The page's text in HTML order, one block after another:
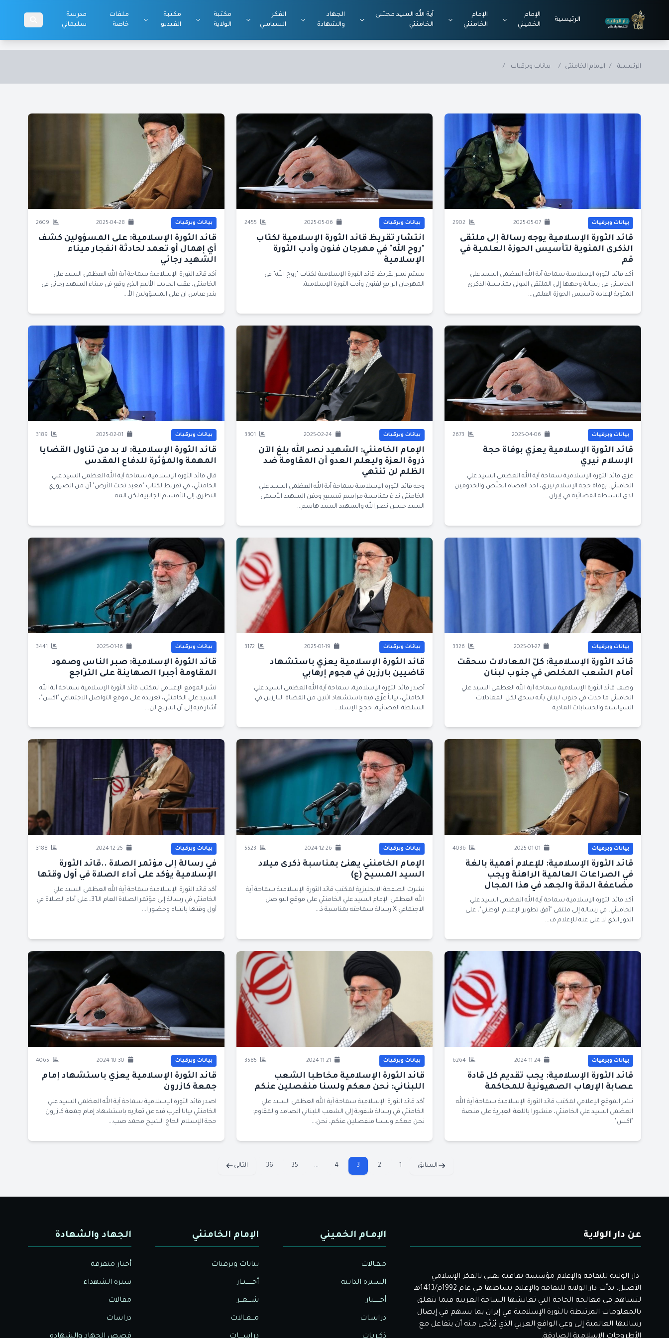
الرئيسية
الإمام
الخميني
الإمام
الخامنئي
آية الله السيد مجتبى
الخامنئي
الجهاد
والشهادة
الفكر
السياسي
مكتبة
الولاية
مكتبة
الفيديو
ملفات
خاصة
مدرسة
سليماني
الرئيسية / الإمام الخامنئي / بيانات وبرقيات /
بيانات وبرقيات 2025-05-07
قائد الثورة الإسلامية يوجه رسالة إلى ملتقى
الذكرى المئوية لتأسيس الحوزة العلمية في
قم
أكد قائد الثورة الإسلامية سماحة آية الله العظمى السيد علي
الخامنئي في رسالة وجهها إلى الملتقى الدولي بمناسبة الذكرى
المئوية لإعادة تأسيس الحوزة العلمي...
بيانات وبرقيات
انتشار تقريظ قائد الثورة الإسلامية لكتاب
"روح الله" في مهرجان فنون وأدب الثورة
الإسلامية
سيتم نشر تقريظ قائد الثورة الإسلامية لكتاب "روح الله" في
المهرجان الرابع لفنون وأدب الثورة الإسلامية.
بيانات وبرقيات
قائد الثورة الإسلامية: على المسؤولين كشف
أي إهمال أو تعمد لحادثة انفجار ميناء
الشهيد رجائي
أكد قائد الثورة الإسلامية سماحة آية الله العظمى السيد علي
الخامنئي، عقب الحادث الأليم الذي وقع في ميناء الشهيد رجائي في
بندر عباس ان على المسؤولين الأ...
بيانات وبرقيات
قائد الثورة الإسلامية يعزي بوفاة حجة
الإسلام نيري
عزى قائد الثورة الإسلامية سماحة آية الله العظمى السيد علي
الخامنئي، بوفاة حجة الإسلام نيري، احد القضاة الخلّص والخدومين
لدى السلطة القضائية في إيران....
بيانات وبرقيات
الإمام الخامنئي: الشهيد نصر الله بلغ الآن
ذروة العزة وليعلم العدو أن المقاومة ضد
الظلم لن تنتهي
وجه قائد الثورة الإسلامية سماحة آية الله العظمى السيد علي
الخامنئي نداءً بمناسبة مراسم تشييع ودفن الشهيد الأسمى
السيد حسن نصر الله والشهيد السيد هاشم...
بيانات وبرقيات
قائد الثورة الإسلامية: لا بد من تناول القضايا
المهمة والمؤثرة للدفاع المقدس
قال قائد الثورة الإسلامية سماحة آية الله العظمى السيد علي
الخامنئي، في تقريظ لكتاب "معبد تحت الأرض" أن من الضروري
التطرق إلى الأقسام الجانبية لكن المه...
بيانات وبرقيات 2025-01-27
قائد الثورة الإسلامية: كلّ المعادلات سحقت
أمام الشعب المخلص في جنوب لبنان
وصف قائد الثورة الإسلامية سماحة آية الله العظمى السيد علي
الخامنئي ما حدث في جنوب لبنان بأنه سحق لكل المعادلات
السياسية والحسابات المادية
بيانات وبرقيات
قائد الثورة الإسلامية يعزي باستشهاد
قاضيين بارزين في هجوم إرهابي
أصدر قائد الثورة الإسلامية، سماحة آية الله العظمى السيد علي
الخامنئي، بياناً عزّى فيه باستشهاد اثنين من القضاة البارزين في
السلطة القضائية، حجج الإسلا...
بيانات وبرقيات
قائد الثورة الإسلامية: صبر الناس وصمود
المقاومة أجبرا الصهاينة على التراجع
نشر الموقع الإعلامي لمكتب قائد الثورة الإسلامية سماحة آية الله
السيد علي الخامنئي، تغريدة على موقع التواصل الاجتماعي "اكس"،
أشار فيه إلى أن التاريخ لن...
بيانات وبرقيات
قائد الثورة الإسلامية: للإعلام أهمية بالغة
في الصراعات العالمية الراهنة ويجب
مضاعفة الدقة والجهد في هذا المجال
أكد قائد الثورة الإسلامية سماحة آية الله العظمى السيد علي
الخامنئي، في رسالة إلى ملتقى "أفق تطوير الإعلام الوطني"، على
الدور الذي لا غنى عنه للإعلام ف...
بيانات وبرقيات
الإمام الخامنئي يهنئ بمناسبة ذكرى ميلاد
السيد المسيح (ع)
نشرت الصفحة الانجليزية لمكتب قائد الثورة الإسلامية سماحة آية
الله العظمى الإمام السيد علي الخامنئي على موقع التواصل
الاجتماعي X رسالة سماحته بمناسبة ذ...
بيانات وبرقيات
في رسالة إلى مؤتمر الصلاة ..قائد الثورة
الإسلامية يؤكد على أداء الصلاة في أول وقتها
أكد قائد الثورة الإسلامية سماحة آية الله العظمى السيد علي
الخامنئي في رسالة إلى مؤتمر الصلاة العام الـ31، على أداء الصلاة في
أول وقتها بانتباه وحضور ا...
بيانات وبرقيات 2024-11-24
قائد الثورة الإسلامية: يجب تقديم كل قادة
عصابة الإرهاب الصهيونية للمحاكمة
نشر الموقع الإعلامي لمكتب قائد الثورة الإسلامية سماحة آية الله
العظمى السيد علي الخامنئي، منشورا باللغة العبرية على منصة
"اكس".
بيانات وبرقيات
قائد الثورة الإسلامية مخاطبا الشعب
اللبناني: نحن معكم ولسنا منفصلين عنكم
أكد قائد الثورة الإسلامية سماحة آية الله العظمى السيد علي
الخامنئي في رسالة شفوية إلى الشعب اللبناني الصامد والمقاوم:
نحن معكم ولسنا منفصلين عنكم، نحن...
بيانات وبرقيات
قائد الثورة الإسلامية يعزي باستشهاد إمام
جمعة كازرون
اصدر قائد الثورة الإسلامية سماحة آية الله العظمى السيد علي
الخامنئي بيانا أعرب فيه عن تعازيه باستشهاد إمام جمعة كازرون
حجة الإسلام الحاج الشيخ محمد صب...
السابق 1
2
3
4
...
35
36 التالي
عن دار الولاية
دار الولاية للثقافة والإعلام مؤسسة ثقافية تعني بالفكر الإسلامي
الأصيل. بدأت دار الولاية للثقافة والإعلام نشاطها في عام 1992م/1413هـ
لتساهم في معالجة الحاجة التي تعايشها الساحة العربية فيما يتعلق
بالمعلومات المرتبطة بالثورة الإسلامية في إيران بما يسهم في إيصال
رسالتها العالمية إلى وعي الواقع العربي الذي يُرْتَجى منه أن يتفاعل مع
الإمـام الخميني
مـقـالات
السيرة الذاتية
أخــــــبار
دراسـات
الإمام الخامنئي
بيانات وبرقيات
أخــــــبــار
شــــعــر
مـــقــالات
الجهاد والشهادة
أخبار متفرقة
سيرة الشهداء
مقالات
دراسات